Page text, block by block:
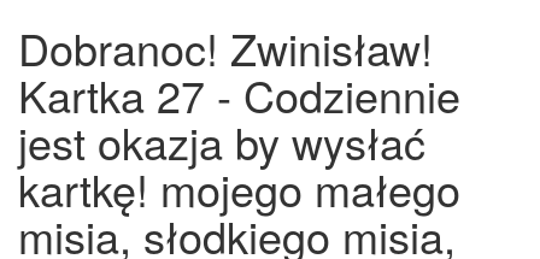
Dobranoc! Zwinisław!
Kartka 27 - Codziennie
jest okazja by wysłać
kartkę! mojego małego
misia, słodkiego misia,